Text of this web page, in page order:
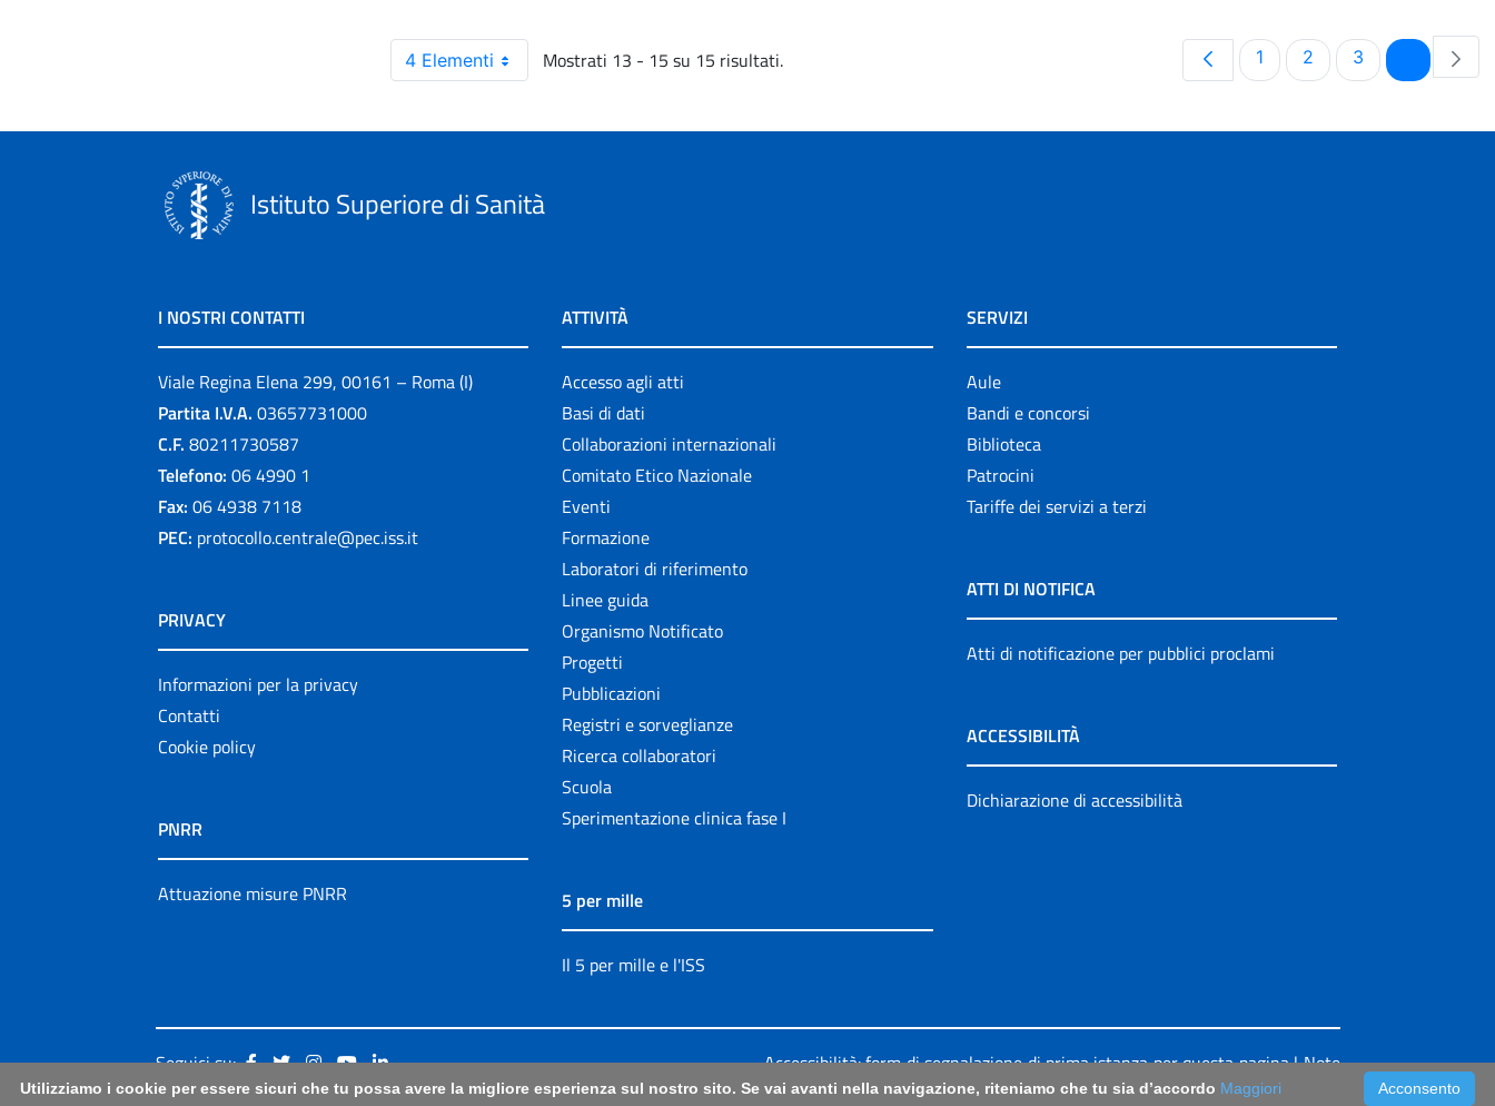
4 Elementi Mostrati 13 - 15 su 15 risultati. Pagina
1 Pagina
2 Pagina
3 Pagina
Istituto Superiore di Sanità
I NOSTRI CONTATTI
Viale Regina Elena 299, 00161 – Roma (I)
Partita I.V.A. 03657731000
C.F. 80211730587
Telefono: 06 4990 1
Fax: 06 4938 7118
PEC: protocollo.centrale@pec.iss.it
PRIVACY
Informazioni per la privacy
Contatti
Cookie policy
PNRR
Attuazione misure PNRR
ATTIVITÀ
Accesso agli atti
Basi di dati
Collaborazioni internazionali
Comitato Etico Nazionale
Eventi
Formazione
Laboratori di riferimento
Linee guida
Organismo Notificato
Progetti
Pubblicazioni
Registri e sorveglianze
Ricerca collaboratori
Scuola
Sperimentazione clinica fase I
5 per mille
Il 5 per mille e l'ISS
SERVIZI
Aule
Bandi e concorsi
Biblioteca
Patrocini
Tariffe dei servizi a terzi
ATTI DI NOTIFICA
Atti di notificazione per pubblici proclami
ACCESSIBILITÀ
Dichiarazione di accessibilità
Seguici su: Accessibilità: form di segnalazione di prima istanza per questa pagina|Note
Legali|Sitemap Acconsento
Utilizziamo i cookie per essere sicuri che tu possa avere la migliore esperienza sul nostro sito. Se vai avanti nella navigazione, riteniamo che tu sia d’accordo Maggiori